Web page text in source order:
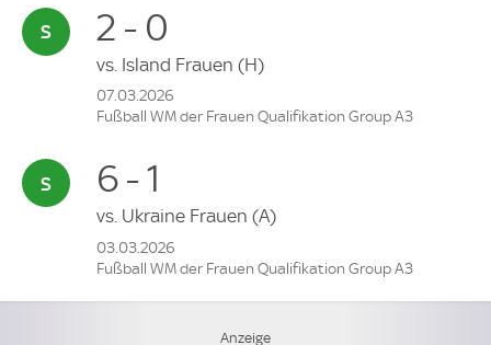
2 - 0
vs. Island Frauen (H)
07.03.2026
Fußball WM der Frauen Qualifikation Group A3
6 - 1
vs. Ukraine Frauen (A)
03.03.2026
Fußball WM der Frauen Qualifikation Group A3